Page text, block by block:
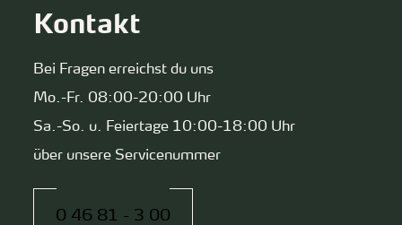
Kontakt
Bei Fragen erreichst du uns
Mo.-Fr. 08:00-20:00 Uhr
Sa.-So. u. Feiertage 10:00-18:00 Uhr
über unsere Servicenummer
0 46 81 - 3 00